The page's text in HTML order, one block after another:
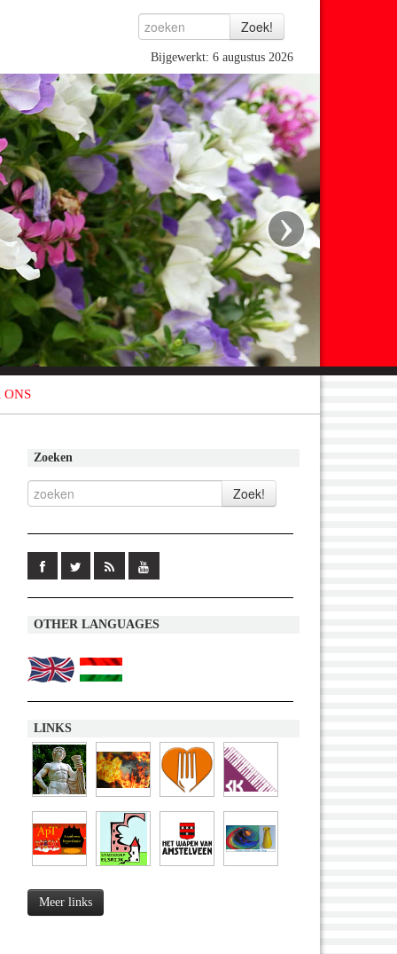
Bijgewerkt: 6 augustus 2026
›
ONS
Zoeken
OTHER LANGUAGES
LINKS
Meer links